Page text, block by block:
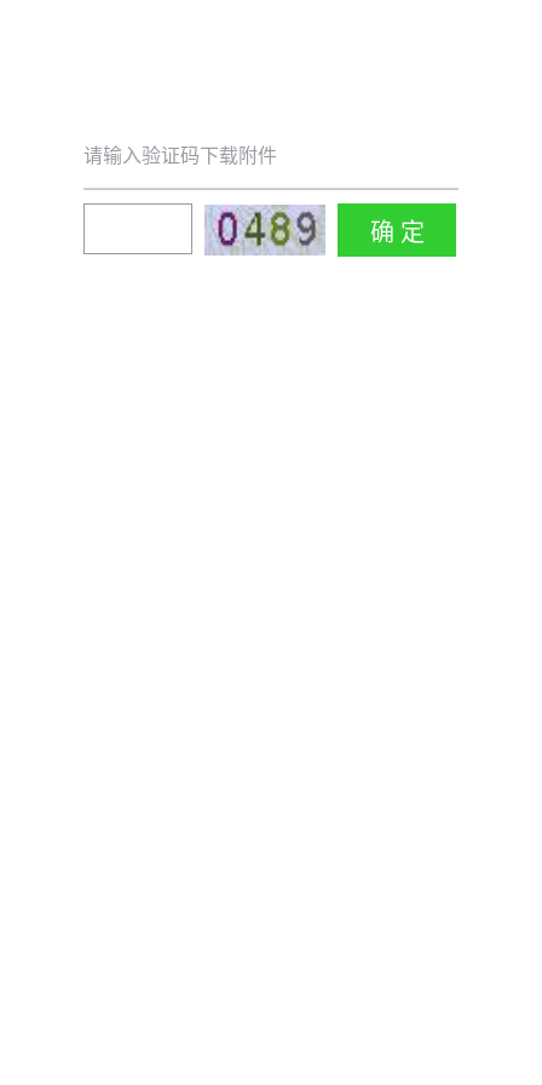
请输入验证码下载附件